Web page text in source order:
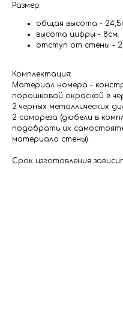
Размер:
общая высота -
высота цифры - 8см;
отступ от стены -
Комплектация:
Материал номера -
порошковой окраской в
2 черных металлических
2 самореза (дюбели в
подобрать их
материала стены).
Срок изготовления